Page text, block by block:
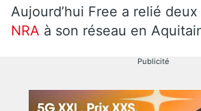
Aujourd’hui Free a relié
NRA à son réseau en
Publicité